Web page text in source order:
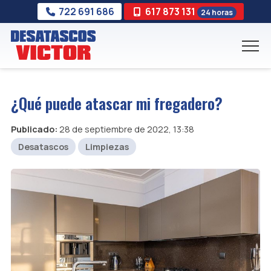
722 691 686 617 873 131 24 horas
¿Qué puede atascar mi fregadero?
Publicado: 28 de septiembre de 2022, 13:38
Desatascos
Limpiezas